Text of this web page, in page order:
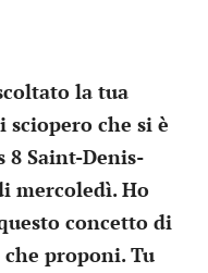
la tua
che si è
8 Saint-Denis-
mercoledì. Ho
concetto di
proponi. Tu